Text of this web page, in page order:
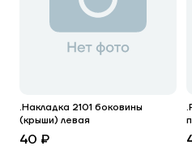
.Накладка 2101 боковины
(крыши) левая
40 ₽